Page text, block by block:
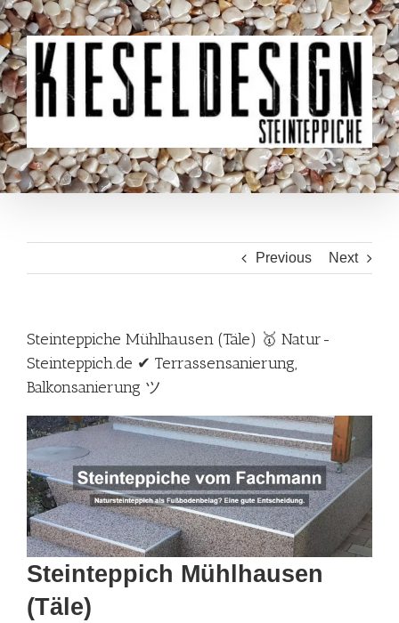
Skip
to
content
Previous Next
Steinteppiche Mühlhausen (Täle) 🥇 Natur-
Steinteppich.de ✔ Terrassensanierung,
Balkonsanierung ツ
Steinteppich Mühlhausen
(Täle)